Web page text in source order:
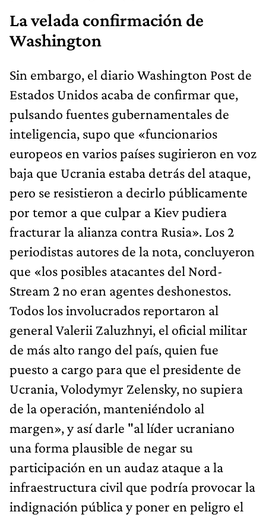
La velada confirmación de
Washington
Sin embargo, el diario Washington Post de
Estados Unidos acaba de confirmar que,
pulsando fuentes gubernamentales de
inteligencia, supo que «funcionarios
europeos en varios países sugirieron en voz
baja que Ucrania estaba detrás del ataque,
pero se resistieron a decirlo públicamente
por temor a que culpar a Kiev pudiera
fracturar la alianza contra Rusia». Los 2
periodistas autores de la nota, concluyeron
que «los posibles atacantes del Nord-
Stream 2 no eran agentes deshonestos.
Todos los involucrados reportaron al
general Valerii Zaluzhnyi, el oficial militar
de más alto rango del país, quien fue
puesto a cargo para que el presidente de
Ucrania, Volodymyr Zelensky, no supiera
de la operación, manteniéndolo al
margen», y así darle "al líder ucraniano
una forma plausible de negar su
participación en un audaz ataque a la
infraestructura civil que podría provocar la
indignación pública y poner en peligro el